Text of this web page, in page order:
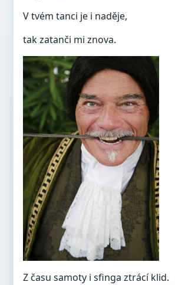
V tvém tanci je i naděje,
tak zatanči mi znova.
Z času samoty i sfinga ztrácí klid.